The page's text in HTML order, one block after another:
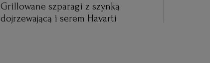
Grillowane szparagi z szynką
dojrzewającą i serem Havarti